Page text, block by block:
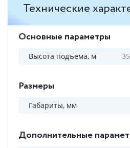
Технические
Основные параметры
Высота подъема, м
Размеры
Габариты, мм
Дополнительные